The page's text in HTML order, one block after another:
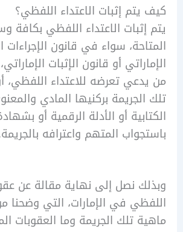
إثبات الاعتداء اللفظي؟
الاعتداء اللفظي بكافة وسائل
سواء في قانون الإجراءات الجزائية
أو قانون الإثبات الإماراتي،
تعرضه للاعتداء اللفظي، أن يثبت
بركنيها المادي والمعنوي، إما
أو الأدلة الرقمية أو بشهادة
المتهم واعترافه بالجريمة.
نصل إلى نهاية مقالة عن عقوبة
في الإمارات، التي وضحنا من خلالها
تلك الجريمة وما العقوبات المقررة